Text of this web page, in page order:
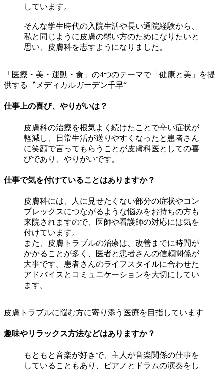
しています。
そんな学生時代の入院生活や長い通院経験から、
私と同じように皮膚の弱い方のためになりたいと
思い、皮膚科を志すようになりました。
「医療・美・運動・食」の4つのテーマで「健康と美」を提
供する〝メディカルガーデン千早“
仕事上の喜び、やりがいは？
皮膚科の治療を根気よく続けたことで辛い症状が
軽減し、日常生活が送りやすくなったと患者さん
に笑顔で言ってもらうことが皮膚科医としての喜
びであり、やりがいです。
仕事で気を付けていることはありますか？
皮膚科には、人に見せたくない部分の症状やコン
プレックスにつながるような悩みをお持ちの方も
来院されますので、医師や看護師の対応には気を
付けています。
また、皮膚トラブルの治療は、改善までに時間が
かかることが多く、医者と患者さんの信頼関係が
大事です。患者さんのライフスタイルに合わせた
アドバイスとコミュニケーションを大切にしてい
ます。
皮膚トラブルに悩む方に寄り添う医療を目指しています
趣味やリラックス方法などはありますか？
もともと音楽が好きで、主人が音楽関係の仕事を
していることもあり、ピアノとドラムの演奏をし